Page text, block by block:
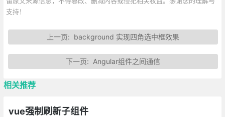
支持！
上一页: background 实现四角选中框效果
下一页: Angular组件之间通信
相关推荐
vue强制刷新子组件